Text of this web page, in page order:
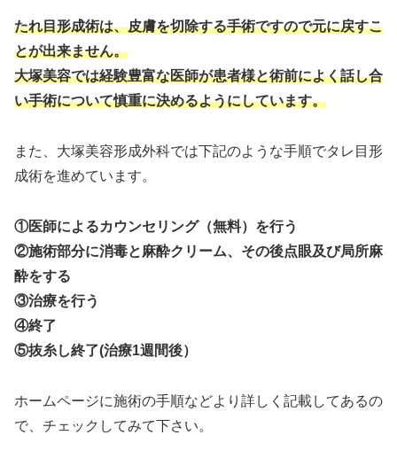
たれ目形成術は、皮膚を切除する手術ですので元に戻すこ
とが出来ません。
大塚美容では経験豊富な医師が患者様と術前によく話し合
い手術について慎重に決めるようにしています。
また、大塚美容形成外科では下記のような手順でタレ目形
成術を進めています。
①医師によるカウンセリング（無料）を行う
②施術部分に消毒と麻酔クリーム、その後点眼及び局所麻
酔をする
③治療を行う
④終了
⑤抜糸し終了(治療1週間後）
ホームページに施術の手順などより詳しく記載してあるの
で、チェックしてみて下さい。